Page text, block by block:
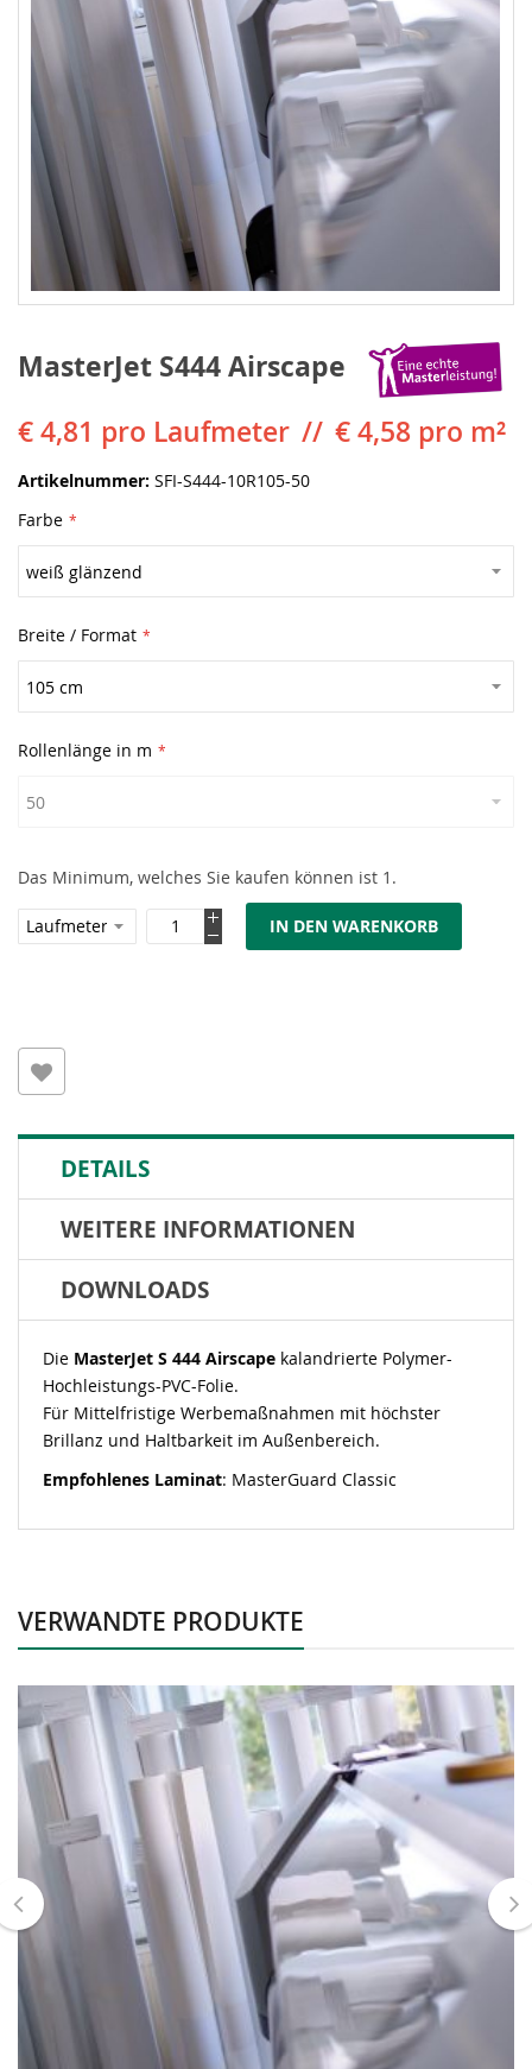
MasterJet S444 Airscape
€ 4,81 pro Laufmeter € 4,58 pro m²
Artikelnummer SFI-S444-10R105-50
Farbe
Breite / Format
Rollenlänge in m
Das Minimum, welches Sie kaufen können ist 1.
IN DEN WARENKORB
DETAILS
WEITERE INFORMATIONEN
DOWNLOADS
Die MasterJet S 444 Airscape kalandrierte Polymer-
Hochleistungs-PVC-Folie.
Für Mittelfristige Werbemaßnahmen mit höchster
Brillanz und Haltbarkeit im Außenbereich.
Empfohlenes Laminat: MasterGuard Classic
VERWANDTE PRODUKTE